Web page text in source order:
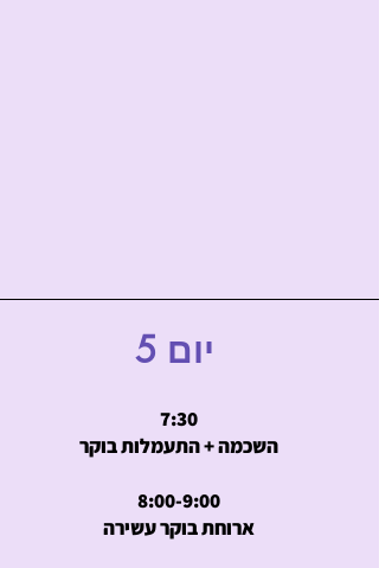
יום 5
7:30
השכמה + התעמלות בוקר
8:00-9:00
ארוחת בוקר עשירה